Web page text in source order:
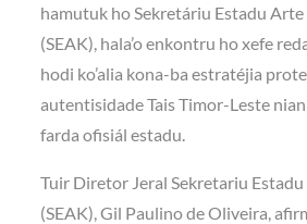
hamutuk ho Sekretáriu Estadu
(SEAK), hala’o enkontru ho xefe
hodi ko’alia kona-ba estratéjia
autentisidade Tais Timor-Leste
farda ofisiál estadu.
Tuir Diretor Jeral Sekretariu
(SEAK), Gil Paulino de Oliveira,